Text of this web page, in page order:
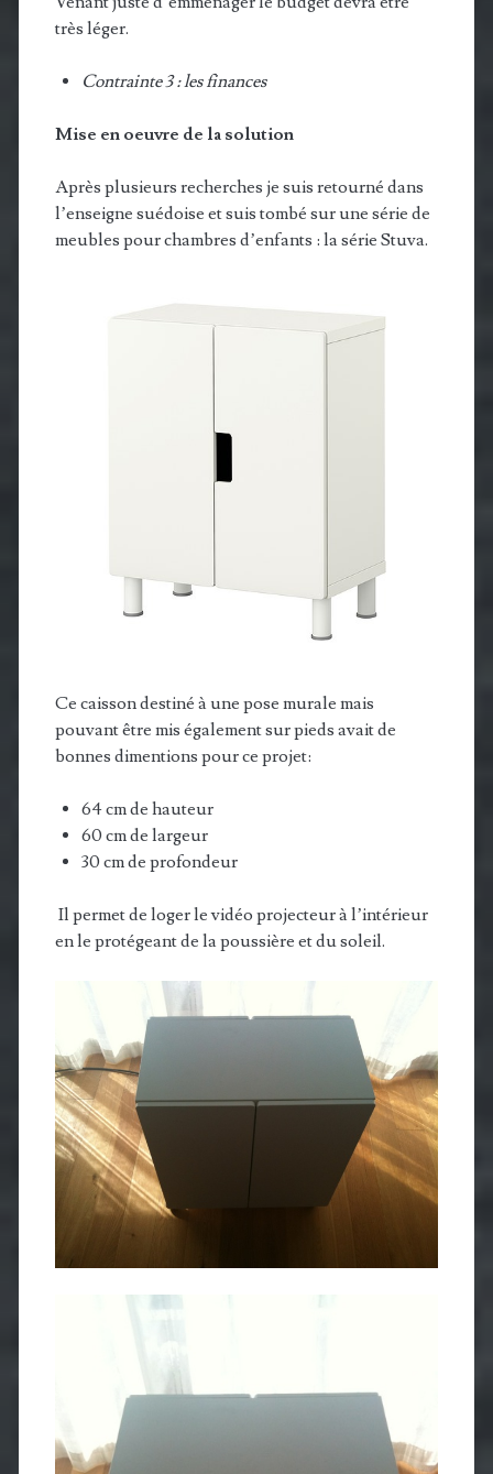
très léger.
Contrainte 3 : les finances
Mise en oeuvre de la solution
Après plusieurs recherches je suis retourné dans
l’enseigne suédoise et suis tombé sur une série de
meubles pour chambres d’enfants : la série Stuva.
Ce caisson destiné à une pose murale mais
pouvant être mis également sur pieds avait de
bonnes dimentions pour ce projet:
64 cm de hauteur
60 cm de largeur
30 cm de profondeur
Il permet de loger le vidéo projecteur à l’intérieur
en le protégeant de la poussière et du soleil.